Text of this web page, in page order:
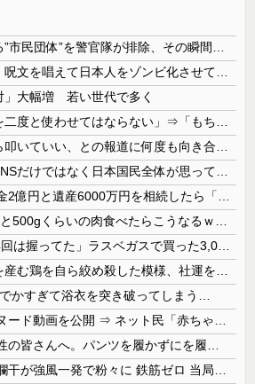
」大幅増 若い世代で多く
かすぎて浴衣を突き破ってしまう…